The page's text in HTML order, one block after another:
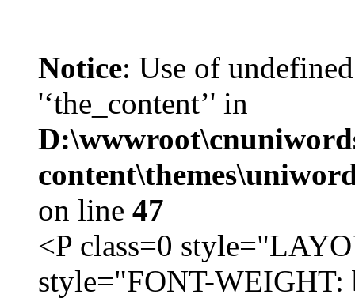
Notice: Use of
'‘the_content’' in
on line 47
<P class=0
style="FONT-